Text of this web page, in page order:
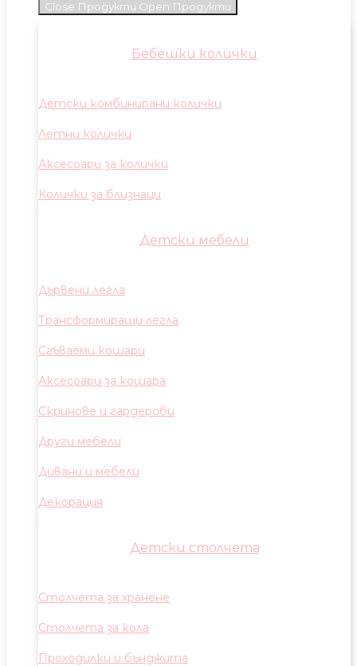
Close Продукти Open Продукти
Бебешки колички
Детски комбинирани колички
Летни колички
Аксесоари за колички
Колички за близнаци
Детски мебели
Дървени легла
Трансформиращи легла
Сгъваеми кошари
Аксесоари за кошара
Скринове и гардероби
Други мебели
Дивани и мебели
Декорация
Детски столчета
Столчета за хранене
Столчета за кола
Проходилки и бънджита